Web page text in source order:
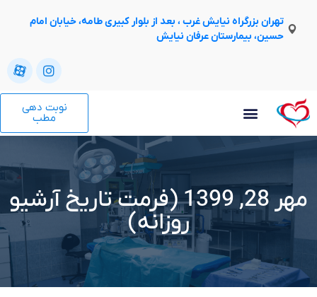
تهران بزرگراه نیایش غرب ، بعد از بلوار کبیری طامه، خیابان امام
حسین، بیمارستان عرفان نیایش
نوبت دهی
مطب
مهر 28, 1399 (فرمت تاریخ آرشیو
روزانه)